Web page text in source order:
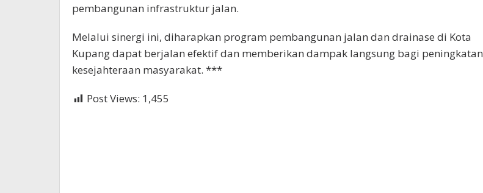
pembangunan infrastruktur jalan.
Melalui sinergi ini, diharapkan program pembangunan jalan dan drainase di Kota
Kupang dapat berjalan efektif dan memberikan dampak langsung bagi peningkatan
kesejahteraan masyarakat. ***
Post Views: 1,455